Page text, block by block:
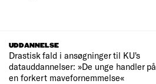
UDDANNELSE
Drastisk fald i ansøgninger til KU's
datauddannelser: »De unge handler på
en forkert mavefornemmelse«